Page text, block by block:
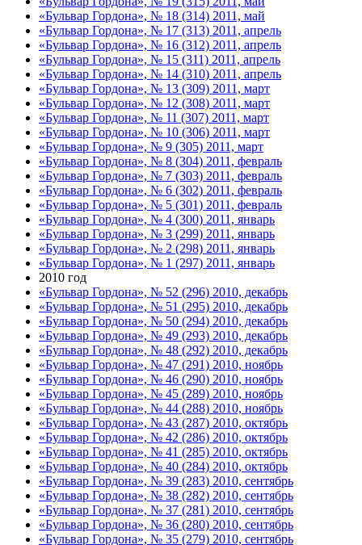
«Бульвар Гордона», № 18 (314) 2011, май
«Бульвар Гордона», № 17 (313) 2011, апрель
«Бульвар Гордона», № 16 (312) 2011, апрель
«Бульвар Гордона», № 15 (311) 2011, апрель
«Бульвар Гордона», № 14 (310) 2011, апрель
«Бульвар Гордона», № 13 (309) 2011, март
«Бульвар Гордона», № 12 (308) 2011, март
«Бульвар Гордона», № 11 (307) 2011, март
«Бульвар Гордона», № 10 (306) 2011, март
«Бульвар Гордона», № 9 (305) 2011, март
«Бульвар Гордона», № 8 (304) 2011, февраль
«Бульвар Гордона», № 7 (303) 2011, февраль
«Бульвар Гордона», № 6 (302) 2011, февраль
«Бульвар Гордона», № 5 (301) 2011, февраль
«Бульвар Гордона», № 4 (300) 2011, январь
«Бульвар Гордона», № 3 (299) 2011, январь
«Бульвар Гордона», № 2 (298) 2011, январь
«Бульвар Гордона», № 1 (297) 2011, январь
2010 год
«Бульвар Гордона», № 52 (296) 2010, декабрь
«Бульвар Гордона», № 51 (295) 2010, декабрь
«Бульвар Гордона», № 50 (294) 2010, декабрь
«Бульвар Гордона», № 49 (293) 2010, декабрь
«Бульвар Гордона», № 48 (292) 2010, декабрь
«Бульвар Гордона», № 47 (291) 2010, ноябрь
«Бульвар Гордона», № 46 (290) 2010, ноябрь
«Бульвар Гордона», № 45 (289) 2010, ноябрь
«Бульвар Гордона», № 44 (288) 2010, ноябрь
«Бульвар Гордона», № 43 (287) 2010, октябрь
«Бульвар Гордона», № 42 (286) 2010, октябрь
«Бульвар Гордона», № 41 (285) 2010, октябрь
«Бульвар Гордона», № 40 (284) 2010, октябрь
«Бульвар Гордона», № 39 (283) 2010, сентябрь
«Бульвар Гордона», № 38 (282) 2010, сентябрь
«Бульвар Гордона», № 37 (281) 2010, сентябрь
«Бульвар Гордона», № 36 (280) 2010, сентябрь
«Бульвар Гордона», № 35 (279) 2010, сентябрь